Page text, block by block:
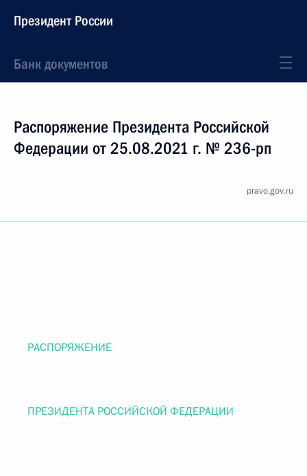
Президент России
Банк документов
Распоряжение Президента Российской
Федерации от 25.08.2021 г. № 236-рп
pravo.gov.ru
РАСПОРЯЖЕНИЕ
ПРЕЗИДЕНТА РОССИЙСКОЙ ФЕДЕРАЦИИ